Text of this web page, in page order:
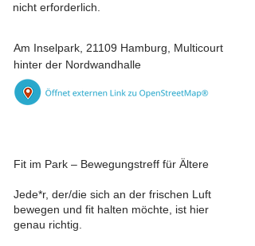
nicht erforderlich.
Am Inselpark, 21109 Hamburg, Multicourt
hinter der Nordwandhalle
Fit im Park – Bewegungstreff für Ältere
Jede*r, der/die sich an der frischen Luft
bewegen und fit halten möchte, ist hier
genau richtig.